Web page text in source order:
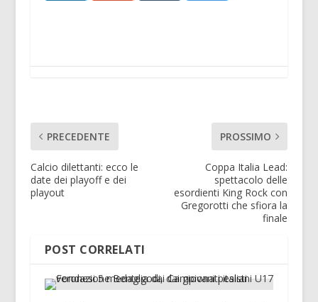
PRECEDENTE
Calcio dilettanti: ecco le
date dei playoff e dei
playout
PROSSIMO
Coppa Italia Lead:
spettacolo delle
esordienti King Rock con
Gregorotti che sfiora la
finale
POST CORRELATI